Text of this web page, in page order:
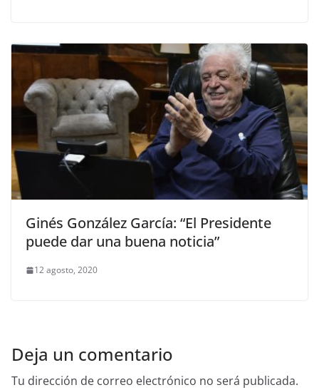
Ginés González García: “El Presidente
puede dar una buena noticia”
12 agosto, 2020
Deja un comentario
Tu dirección de correo electrónico no será publicada.